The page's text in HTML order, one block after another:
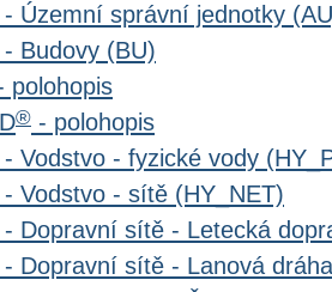
- Územní správní jednotky
Budovy (BU)
polohopis
® - polohopis
Vodstvo - fyzické vody
Vodstvo - sítě (HY_NET)
- Dopravní sítě - Letecká
- Dopravní sítě - Lanová